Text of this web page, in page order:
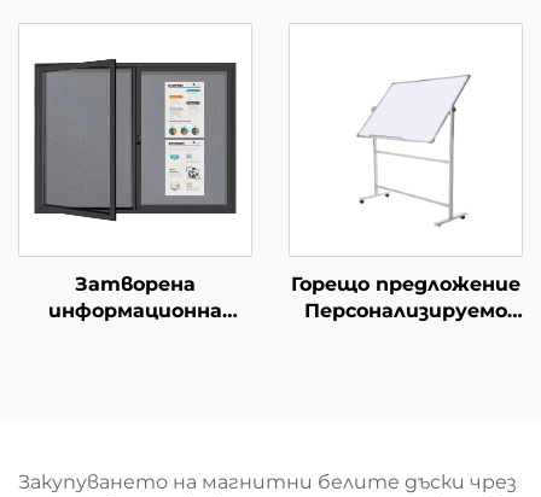
бяла дъска за писане
магнитен ефект за
училище, офис, дом
Магнитни дъски
рамка, монтирана на
повърхност и
заключваща врата,
заключваща се
информационна
табла,
информационен
Затворена
информационна
подходящ за
Горещо предложение
Персонализируемо
Закупуването на магнитни белите дъски чрез